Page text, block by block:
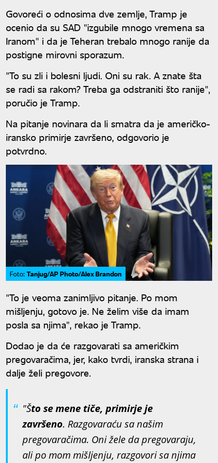
Govoreći o odnosima dve zemlje, Tramp je
ocenio da su SAD "izgubile mnogo vremena sa
Iranom" i da je Teheran trebalo mnogo ranije da
postigne mirovni sporazum.
"To su zli i bolesni ljudi. Oni su rak. A znate šta
se radi sa rakom? Treba ga odstraniti što ranije",
poručio je Tramp.
Na pitanje novinara da li smatra da je američko-
iransko primirje završeno, odgovorio je
potvrdno.
Foto: Tanjug/AP Photo/Alex Brandon
"To je veoma zanimljivo pitanje. Po mom
mišljenju, gotovo je. Ne želim više da imam
posla sa njima", rekao je Tramp.
Dodao je da će razgovarati sa američkim
pregovaračima, jer, kako tvrdi, iranska strana i
dalje želi pregovore.
"Što se mene tiče, primirje je
završeno. Razgovaraću sa našim
pregovaračima. Oni žele da pregovaraju,
ali po mom mišljenju, razgovori sa njima